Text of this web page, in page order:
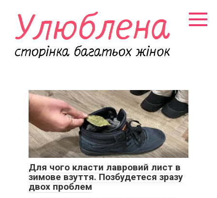
контенту
Для чого класти лавровий лист в
зимове взуття. Позбудетеся зразу
двох проблем